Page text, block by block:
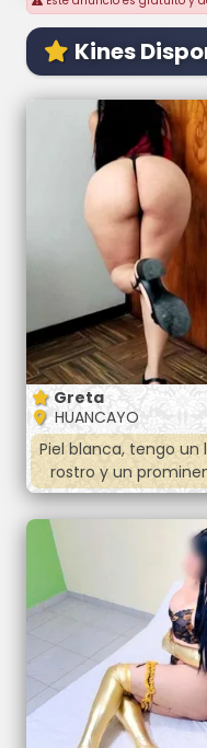
Kines
Greta
HUANCAYO
Piel blanca, tengo un
rostro y un
derrier.